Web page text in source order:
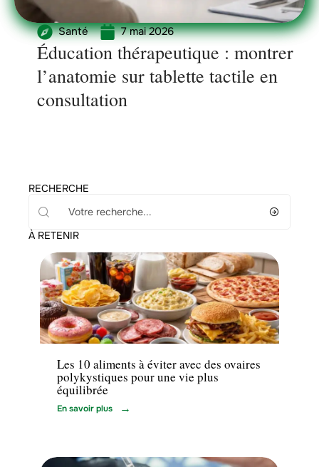
Santé 7 mai 2026
Éducation thérapeutique : montrer
l’anatomie sur tablette tactile en
consultation
RECHERCHE
À RETENIR
Minceur
Les 10 aliments à éviter avec des ovaires
polykystiques pour une vie plus
équilibrée
En savoir plus